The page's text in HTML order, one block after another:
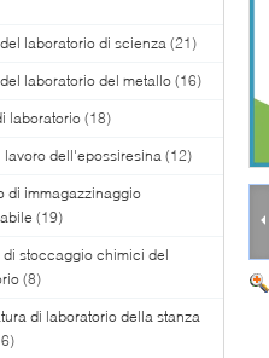
laboratorio di scienza (21)
laboratorio del metallo (16)
laboratorio (18)
lavoro dell'epossiresina (12)
di immagazzinaggio
(19)
di stoccaggio chimici del
(8)
di laboratorio della stanza